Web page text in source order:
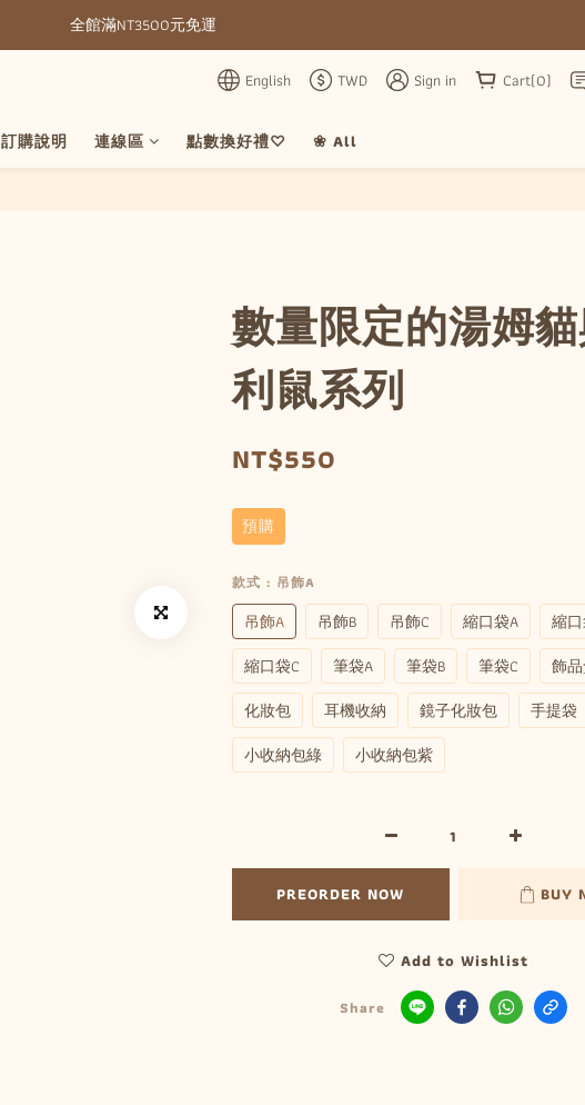
全館滿NT3500元免運
全館滿NT3500元免運
部分現貨＋預購20-30天不含假日English TWD Sign in Cart(0)
訂購說明 連線區 點數換好禮♡ ❀ All
數量限定的湯姆
利鼠系列
NT$550
預購
款式 : 吊飾A
吊飾A 吊飾B 吊飾C 縮口袋A
縮
縮口袋C
筆袋A 筆袋B 筆袋C
飾
化妝包
耳機收納 鏡子化妝包
手提袋
小收納包綠
小收納包紫
PREORDER NOW BUY
Add to Wishlist
Share